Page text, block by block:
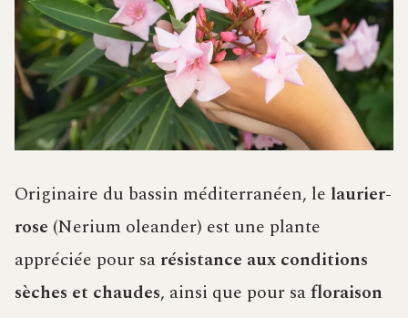
Originaire du bassin méditerranéen, le laurier-
rose (Nerium oleander) est une plante
appréciée pour sa résistance aux conditions
sèches et chaudes, ainsi que pour safloraison